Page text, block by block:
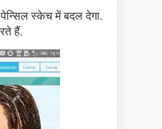
स्केच में बदल देगा.
हैं.